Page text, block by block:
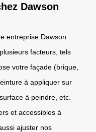
Dawson
entreprise Dawson
facteurs, tels
votre façade (brique,
à appliquer sur
à peindre, etc.
et accessibles à
ajuster nos